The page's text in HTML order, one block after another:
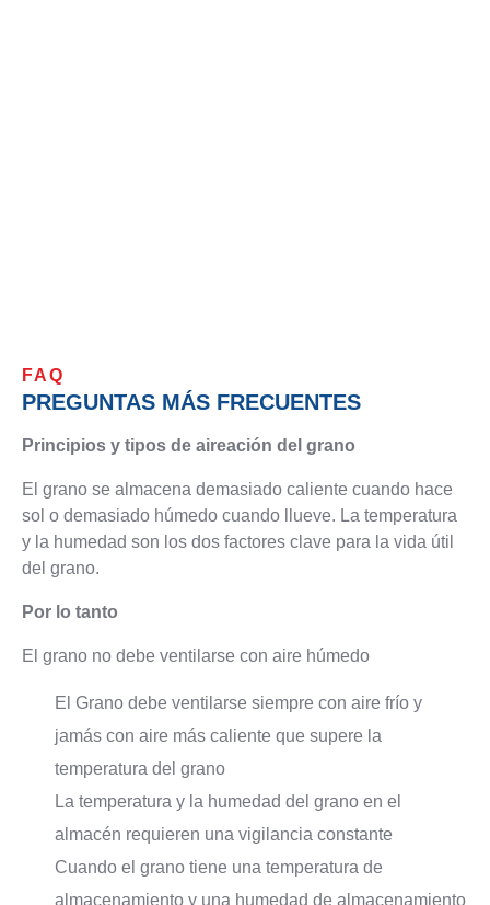
FAQ
PREGUNTAS MÁS FRECUENTES
Principios y tipos de aireación del grano
El grano se almacena demasiado caliente cuando hace
sol o demasiado húmedo cuando llueve. La temperatura
y la humedad son los dos factores clave para la vida útil
del grano.
Por lo tanto
El grano no debe ventilarse con aire húmedo
El Grano debe ventilarse siempre con aire frío y
jamás con aire más caliente que supere la
temperatura del grano
La temperatura y la humedad del grano en el
almacén requieren una vigilancia constante
Cuando el grano tiene una temperatura de
almacenamiento y una humedad de almacenamiento